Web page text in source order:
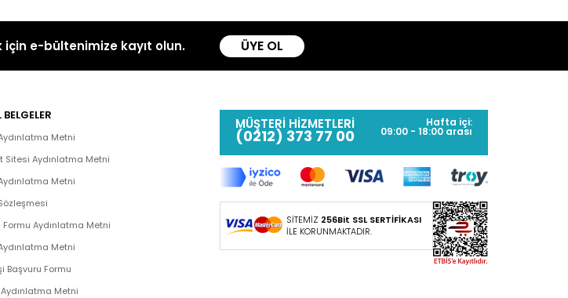
e-bültenimize kayıt olun. ÜYE OL
Metni
Sitesi Aydınlatma Metni
Metni
Aydınlatma Metni
Metni
Başvuru Formu
Metni
MÜŞTERİ HİZMETLERİ
(0212) 373 77 00
Hafta içi:
09:00 - 18:00 arası
SİTEMİZ 256Bit SSL SERTİFİKASI
İLE KORUNMAKTADIR.